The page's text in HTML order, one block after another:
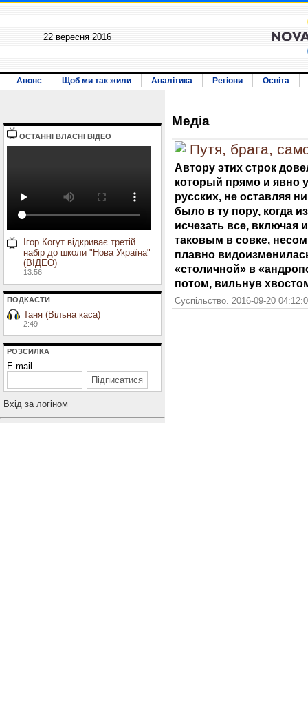
22 вересня 2016
Анонс Щоб ми так жили Аналітика Регіони Освіта
ОСТАННI ВЛАСНI ВIДЕО
Ігор Когут відкриває третій
набір до школи "Нова Україна"
(ВІДЕО)
13:56
ПОДКАСТИ
Таня (Вільна каса)
2:49
РОЗСИЛКА
E-mail
Вхiд за логiном
Медiа
Путя, брага,
Автору этих строк
который прямо и явно
русских, не оставляя
было в ту пору, когда
исчезать все, включая
таковым в совке,
плавно
«столичной» в
потом, вильнув
Суспільство. 2016-09-20